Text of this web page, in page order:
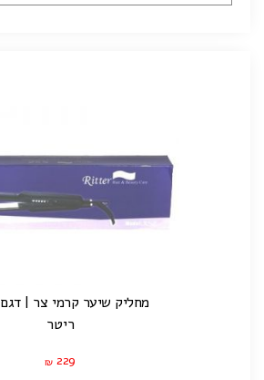
מחליק שיער קרמי צר | דגם XSZ
ריטר
₪ 229